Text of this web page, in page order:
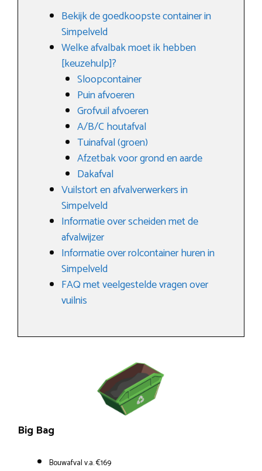
Bekijk de goedkoopste container in
Simpelveld
Welke afvalbak moet ik hebben
[keuzehulp]?
Sloopcontainer
Puin afvoeren
Grofvuil afvoeren
A/B/C houtafval
Tuinafval (groen)
Afzetbak voor grond en aarde
Dakafval
Vuilstort en afvalverwerkers in
Simpelveld
Informatie over scheiden met de
afvalwijzer
Informatie over rolcontainer huren in
Simpelveld
FAQ met veelgestelde vragen over
vuilnis
Big Bag
Bouwafval v.a. €169